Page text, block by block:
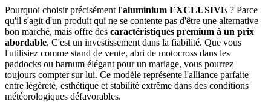
Pourquoi choisir précisément l'aluminium EXCLUSIVE ? Parce
qu'il s'agit d'un produit qui ne se contente pas d'être une alternative
bon marché, mais offre des caractéristiques premium à un prix
abordable. C'est un investissement dans la fiabilité. Que vous
l'utilisiez comme stand de vente, abri de motocross dans les
paddocks ou barnum élégant pour un mariage, vous pourrez
toujours compter sur lui. Ce modèle représente l'alliance parfaite
entre légèreté, esthétique et stabilité extrême dans des conditions
météorologiques défavorables.